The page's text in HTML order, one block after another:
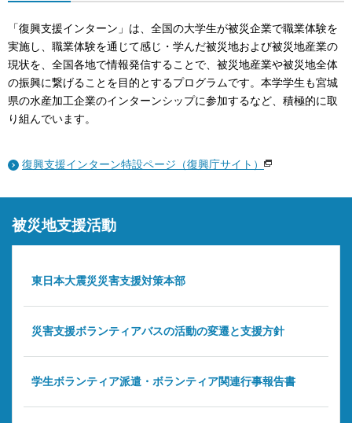
「復興支援インターン」は、全国の大学生が被災企業で職業体験を
実施し、職業体験を通じて感じ・学んだ被災地および被災地産業の
現状を、全国各地で情報発信することで、被災地産業や被災地全体
の振興に繋げることを目的とするプログラムです。本学学生も宮城
県の水産加工企業のインターンシップに参加するなど、積極的に取
り組んでいます。
復興支援インターン特設ページ（復興庁サイト）
被災地支援活動
東日本大震災災害支援対策本部
災害支援ボランティアバスの活動の変遷と支援方針
学生ボランティア派遣・ボランティア関連行事報告書